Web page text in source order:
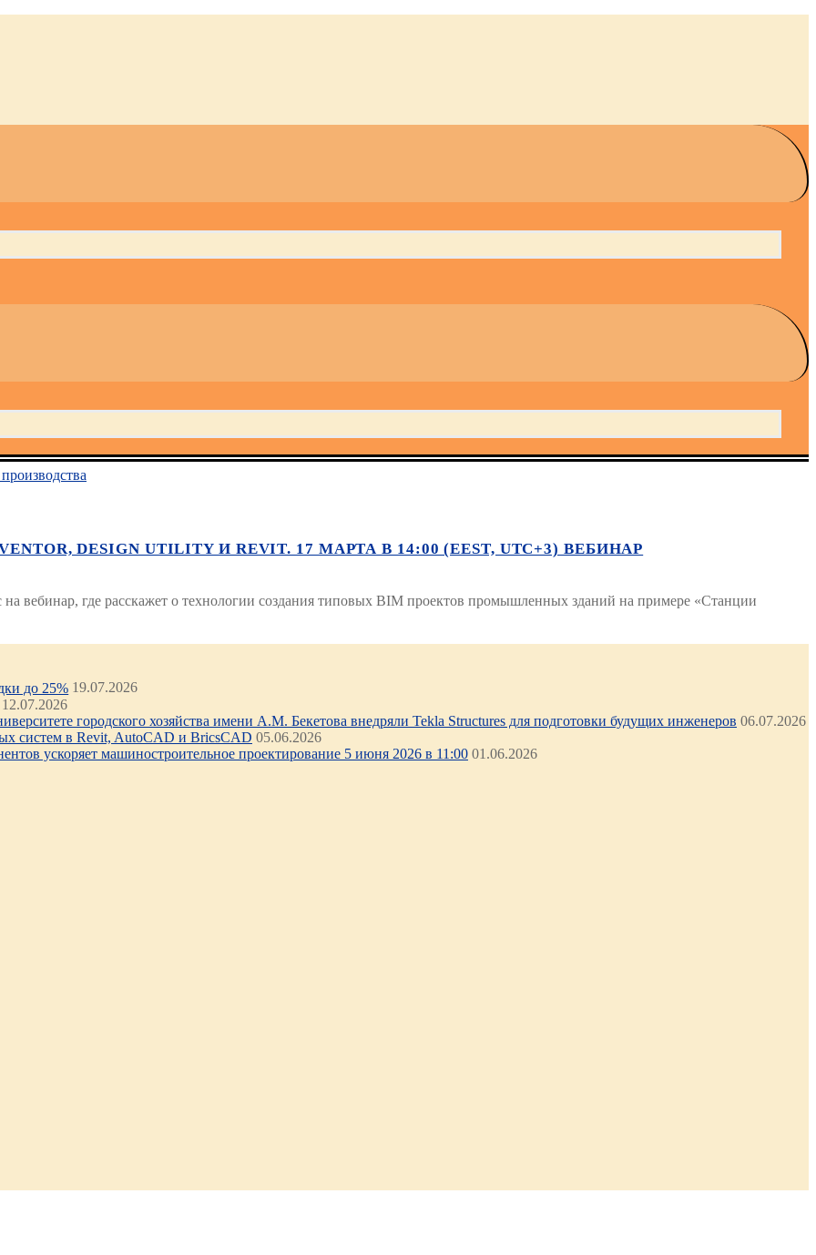
DESIGN UTILITY И REVIT. 17 МАРТА В 14:00 (EEST, UTC+3) ВЕБИНАР
вебинар, где расскажет о технологии создания типовых BIM проектов промышленных зданий на примере «Станции
до 25% 19.07.2026
12.07.2026
городского хозяйства имени А.М. Бекетова внедряли Tekla Structures для подготовки будущих инженеров 06.07.2026
систем в Revit, AutoCAD и BricsCAD 05.06.2026
ускоряет машиностроительное проектирование 5 июня 2026 в 11:00 01.06.2026